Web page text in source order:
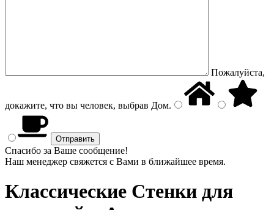
Пожалуйста,
докажите, что вы человек, выбрав Дом.
Спасибо за Ваше сообщение!
Наш менеджер свяжется с Вами в ближайшее время.
Классические Стенки для